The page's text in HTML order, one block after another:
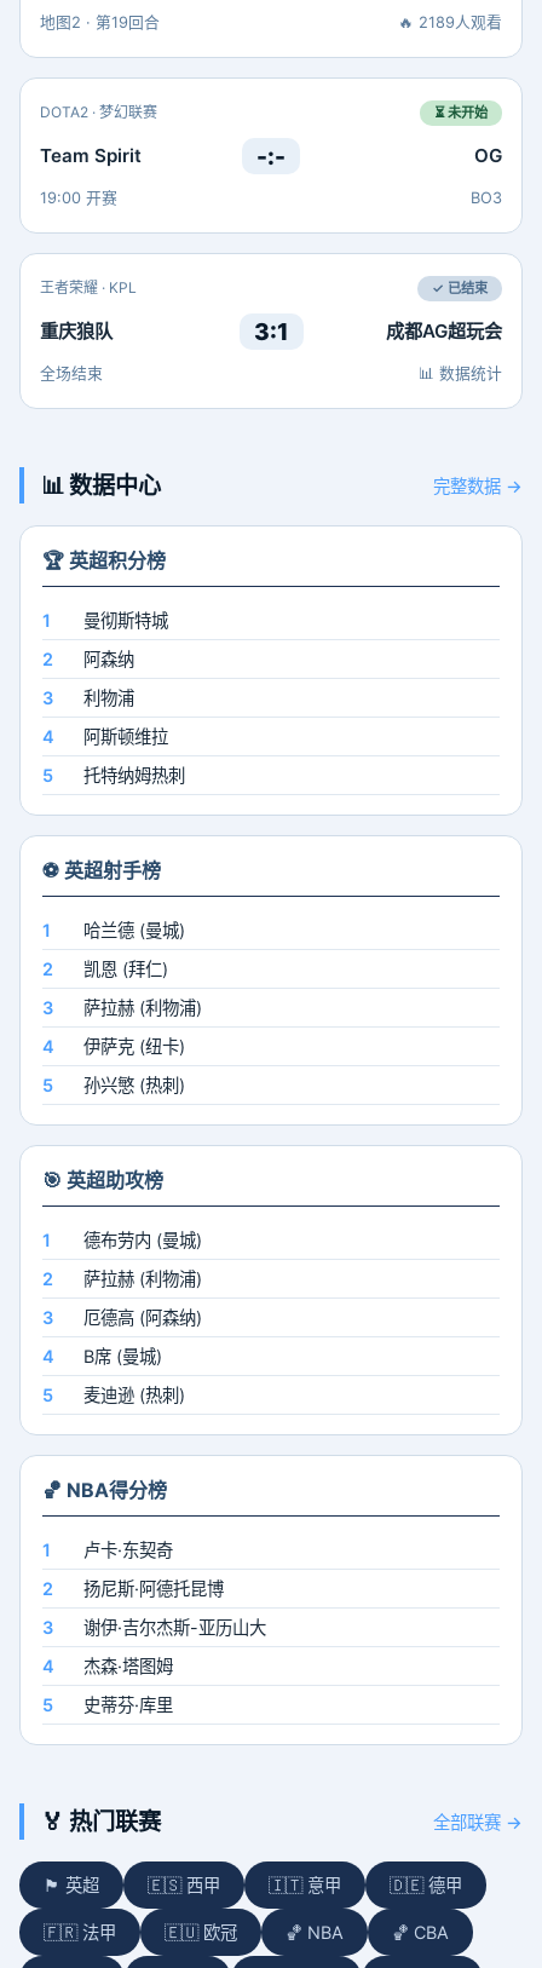
地图2 · 第19回合 🔥 2189人观看
DOTA2 · 梦幻联赛 ⏳ 未开始
Team Spirit -:- OG
19:00 开赛 BO3
王者荣耀 · KPL ✓ 已结束
重庆狼队 3:1 成都AG超玩会
全场结束 📊 数据统计
📊 数据中心 完整数据 →
🏆 英超积分榜
1 曼彻斯特城
2
阿森纳
3
利物浦
4
阿斯顿维拉
5
托特纳姆热刺
⚽ 英超射手榜
1 哈兰德 (曼城)
2
凯恩 (拜仁)
3
萨拉赫 (利物浦)
4
伊萨克 (纽卡)
5
孙兴慜 (热刺)
🎯 英超助攻榜
1 德布劳内 (曼城)
2
萨拉赫 (利物浦)
3
厄德高 (阿森纳)
4
B席 (曼城)
5
麦迪逊 (热刺)
🏀 NBA得分榜
1 卢卡·东契奇
2
扬尼斯·阿德托昆博
3
谢伊·吉尔杰斯-亚历山大
4
杰森·塔图姆
5
史蒂芬·库里
🏅 热门联赛 全部联赛 →
🏴󠁧󠁢󠁥󠁮󠁧󠁿 英超 🇪🇸 西甲 🇮🇹 意甲 🇩🇪 德甲
🇫🇷 法甲 🇪🇺 欧冠 🏀 NBA 🏀 CBA